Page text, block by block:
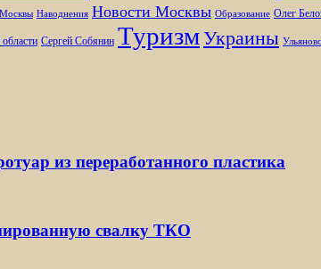
Москвы Наводнения Новости Москвы Образование Олег
Сергей Собянин ТуризмУкраины
из переработанного пластика
свалку ТКО